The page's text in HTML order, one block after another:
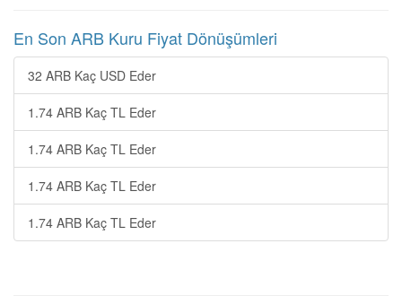
En Son ARB Kuru Fiyat Dönüşümleri
32 ARB Kaç USD Eder
1.74 ARB Kaç TL Eder
1.74 ARB Kaç TL Eder
1.74 ARB Kaç TL Eder
1.74 ARB Kaç TL Eder